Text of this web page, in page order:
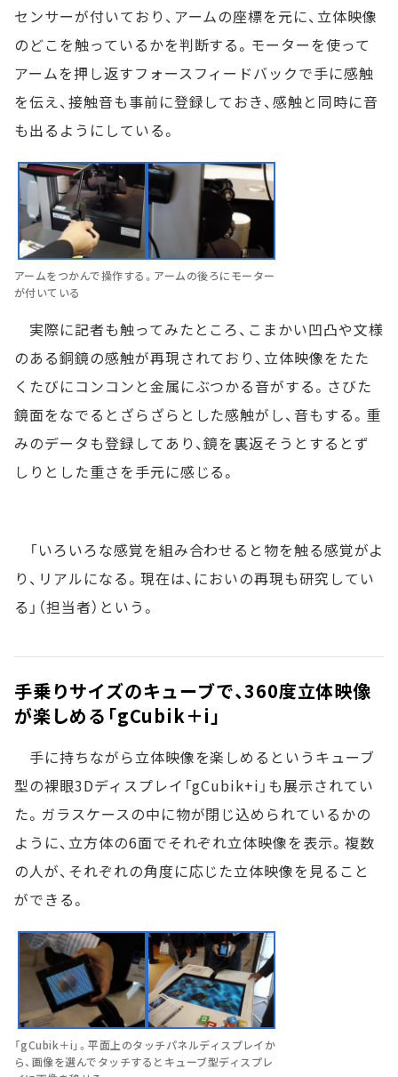
センサーが付いており、アームの座標を元に、立体映像
のどこを触っているかを判断する。モーターを使って
アームを押し返すフォースフィードバックで手に感触
を伝え、接触音も事前に登録しておき、感触と同時に音
も出るようにしている。
アームをつかんで操作する。アームの後ろにモーター
が付いている
実際に記者も触ってみたところ、こまかい凹凸や文様
のある銅鏡の感触が再現されており、立体映像をたた
くたびにコンコンと金属にぶつかる音がする。さびた
鏡面をなでるとざらざらとした感触がし、音もする。重
みのデータも登録してあり、鏡を裏返そうとするとず
しりとした重さを手元に感じる。
「いろいろな感覚を組み合わせると物を触る感覚がよ
り、リアルになる。現在は、においの再現も研究してい
る」（担当者）という。
手乗りサイズのキューブで、360度立体映像
が楽しめる「gCubik＋i」
手に持ちながら立体映像を楽しめるというキューブ
型の裸眼3Dディスプレイ「gCubik+i」も展示されてい
た。ガラスケースの中に物が閉じ込められているかの
ように、立方体の6面でそれぞれ立体映像を表示。複数
の人が、それぞれの角度に応じた立体映像を見ること
ができる。
「gCubik＋i」。平面上のタッチパネルディスプレイか
ら、画像を選んでタッチするとキューブ型ディスプレ